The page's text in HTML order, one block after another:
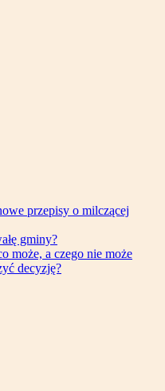
przepisy o milczącej
gminy?
może, a czego nie może
decyzję?